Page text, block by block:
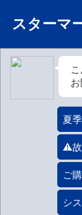
スターマ